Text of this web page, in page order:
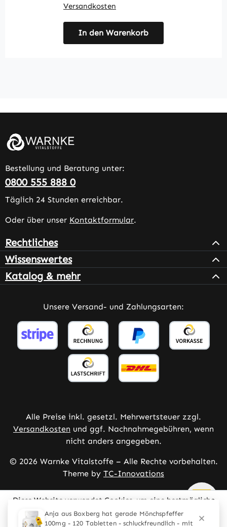
Versandkosten
In den Warenkorb
Bestellung und Beratung unter:
0800 555 888 0
Täglich 24 Stunden erreichbar.
Oder über unser Kontaktformular.
Rechtliches
Wissenswertes
Katalog & mehr
Unsere Versand- und Zahlungsarten:
Alle Preise inkl. gesetzl. Mehrwertsteuer zzgl.
Versandkosten und ggf. Nachnahmegebühren, wenn
nicht anders angegeben.
© 2026 Warnke Vitalstoffe – Alle Rechte vorbehalten.
Theme by TC-Innovations
Diese Website verwendet Cookies, um eine bestmögliche
Erfahrung bieten zu können.Mehr Informationen ...